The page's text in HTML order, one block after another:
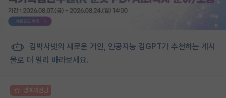
김박사넷의 새로운 거인, 인공지능 김GPT가 추천하는 게시
물로 더 멀리 바라보세요.
명예의전당